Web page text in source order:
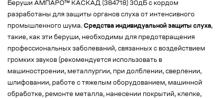
Беруши АМПАРО™ КАСКАД (384718) 30дБ с кордом
разработаны для защиты органов слуха от интенсивного
промышленного шума. Средства индивидуальной защиты слуха,
такие, как эти беруши, необходимы для предотвращения
профессиональных заболеваний, связанных с воздействием
громких звуков (рекомендуется использовать в
машиностроении, металлургии, при долблении, сверлении,
шлифовании, работе с тяжелым оборудованием, машинной
обработке, ремонте металла, нанесении покрытий, клепке,